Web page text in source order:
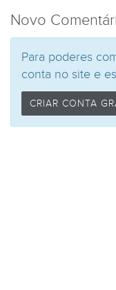
Novo
Para poderes
conta no site e
CRIAR CONTA